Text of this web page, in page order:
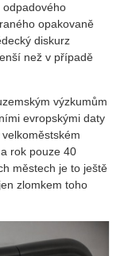
opakovaně
diskurz
než v případě
výzkumům
evropskými daty
rok pouze 40
městech je to ještě
zlomkem toho